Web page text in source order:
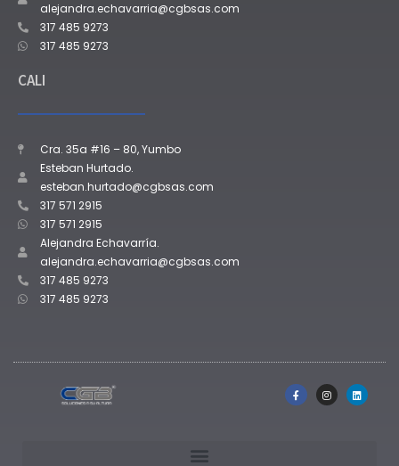
alejandra.echavarria@cgbsas.com
317 485 9273
317 485 9273
CALI
Cra. 35a #16 – 80, Yumbo
Esteban Hurtado.
esteban.hurtado@cgbsas.com
317 571 2915
317 571 2915
Alejandra Echavarría.
alejandra.echavarria@cgbsas.com
317 485 9273
317 485 9273